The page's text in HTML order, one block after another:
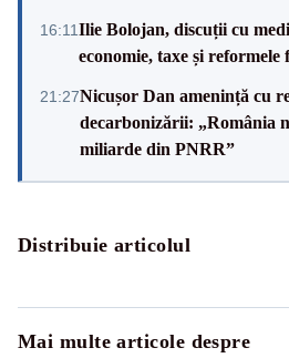
16:11Ilie Bolojan, discuții cu
economie, taxe și reformele
21:27Nicușor Dan amenință cu
decarbonizării: „România
miliarde din PNRR”
Distribuie articolul
Mai multe articole despre